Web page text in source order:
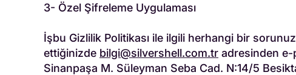
3- Özel Şifreleme Uygulaması
İşbu Gizlilik Politikası ile ilgili herhangi bir
ettiğinizde bilgi@silvershell.com.tr adresinden e-
Sinanpaşa M. Süleyman Seba Cad. N:14/5